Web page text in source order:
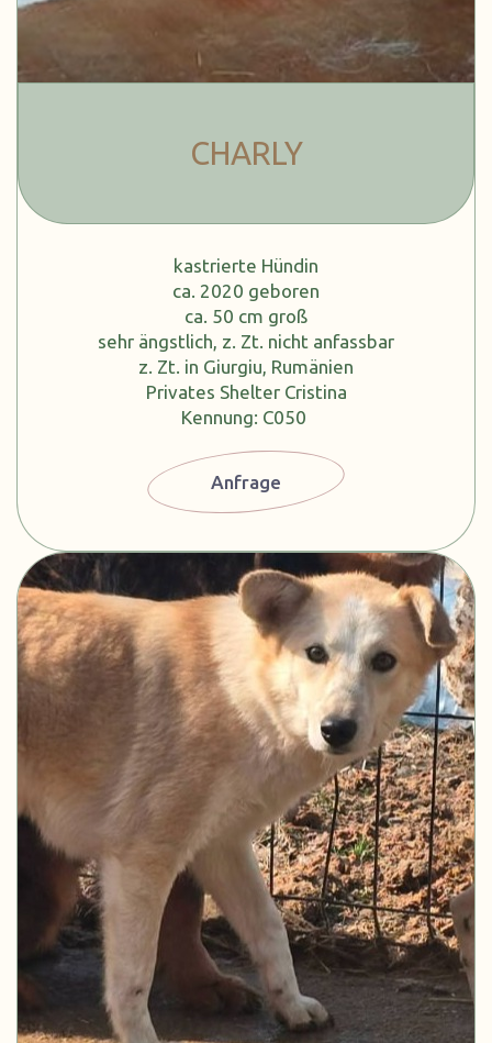
CHARLY
kastrierte Hündin
ca. 2020 geboren
ca. 50 cm groß
sehr ängstlich, z. Zt. nicht anfassbar
z. Zt. in Giurgiu, Rumänien
Privates Shelter Cristina
Kennung: C050
Anfrage